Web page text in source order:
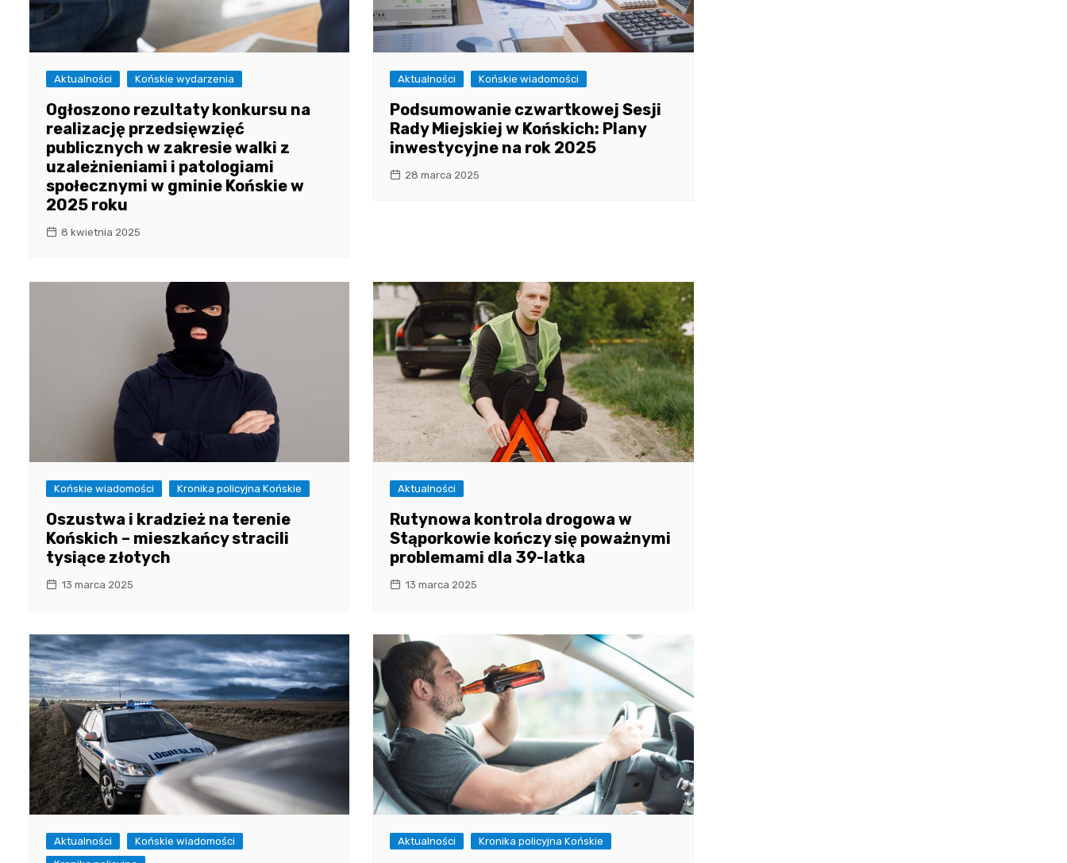
Aktualności Końskie wydarzenia
Ogłoszono rezultaty konkursu na
realizację przedsięwzięć
publicznych w zakresie walki z
uzależnieniami i patologiami
społecznymi w gminie Końskie w
2025 roku
8 kwietnia 2025
Aktualności Końskie wiadomości
Podsumowanie czwartkowej Sesji
Rady Miejskiej w Końskich: Plany
inwestycyjne na rok 2025
28 marca 2025
Końskie wiadomości Kronika policyjna Końskie
Oszustwa i kradzież na terenie
Końskich – mieszkańcy stracili
tysiące złotych
13 marca 2025
Aktualności
Rutynowa kontrola drogowa w
Stąporkowie kończy się poważnymi
problemami dla 39-latka
13 marca 2025
Aktualności
Końskie wiadomości
Aktualności Kronika policyjna Końskie